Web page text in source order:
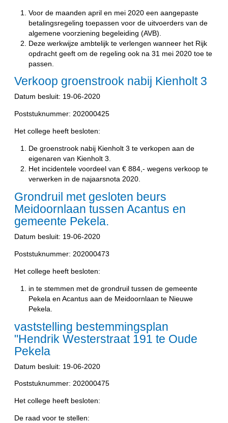
Voor de maanden april en mei 2020 een aangepaste
betalingsregeling toepassen voor de uitvoerders van de
algemene voorziening begeleiding (AVB).
Deze werkwijze ambtelijk te verlengen wanneer het Rijk
opdracht geeft om de regeling ook na 31 mei 2020 toe te
passen.
Verkoop groenstrook nabij Kienholt 3
Datum besluit: 19-06-2020
Poststuknummer: 202000425
Het college heeft besloten:
De groenstrook nabij Kienholt 3 te verkopen aan de
eigenaren van Kienholt 3.
Het incidentele voordeel van € 884,- wegens verkoop te
verwerken in de najaarsnota 2020.
Grondruil met gesloten beurs
Meidoornlaan tussen Acantus en
gemeente Pekela.
Datum besluit: 19-06-2020
Poststuknummer: 202000473
Het college heeft besloten:
in te stemmen met de grondruil tussen de gemeente
Pekela en Acantus aan de Meidoornlaan te Nieuwe
Pekela.
vaststelling bestemmingsplan
"Hendrik Westerstraat 191 te Oude
Pekela
Datum besluit: 19-06-2020
Poststuknummer: 202000475
Het college heeft besloten:
De raad voor te stellen: